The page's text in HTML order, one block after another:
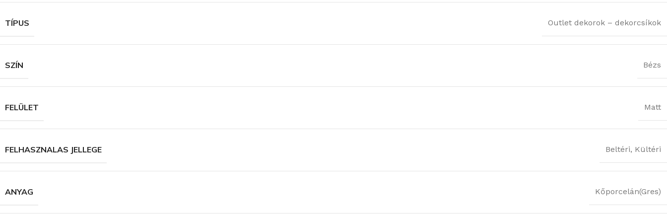
TÍPUS Outlet dekorok – dekorcsíkok
SZÍN Bézs
FELÜLET Matt
FELHASZNALAS JELLEGE Beltéri, Kültéri
ANYAG Kőporcelán(Gres)